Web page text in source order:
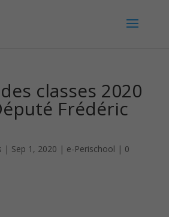
classes 2020
Frédéric
| Sep 1, 2020 | e-Perischool | 0